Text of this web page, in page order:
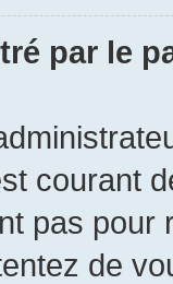
par le
courant
pas pour
de